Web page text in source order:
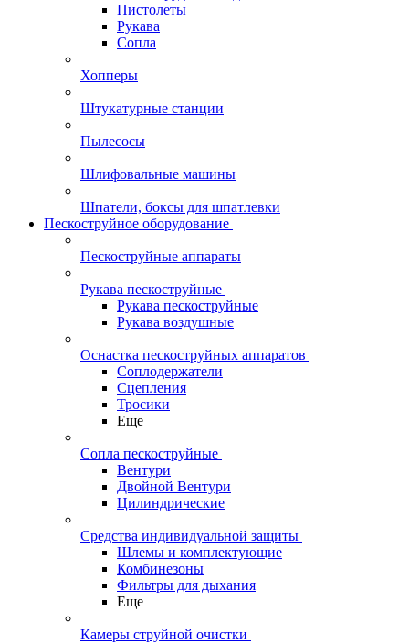
Пистолеты
Рукава
Сопла
Хопперы
Штукатурные станции
Пылесосы
Шлифовальные машины
Шпатели, боксы для шпатлевки
Пескоструйное оборудование
Пескоструйные аппараты
Рукава пескоструйные
Рукава пескоструйные
Рукава воздушные
Оснастка пескоструйных аппаратов
Соплодержатели
Сцепления
Тросики
Еще
Сопла пескоструйные
Вентури
Двойной Вентури
Цилиндрические
Средства индивидуальной защиты
Шлемы и комплектующие
Комбинезоны
Фильтры для дыхания
Еще
Камеры струйной очистки